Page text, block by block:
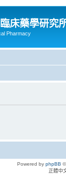
床藥學研究
Pharmacy
Powered by phpBB
正體中